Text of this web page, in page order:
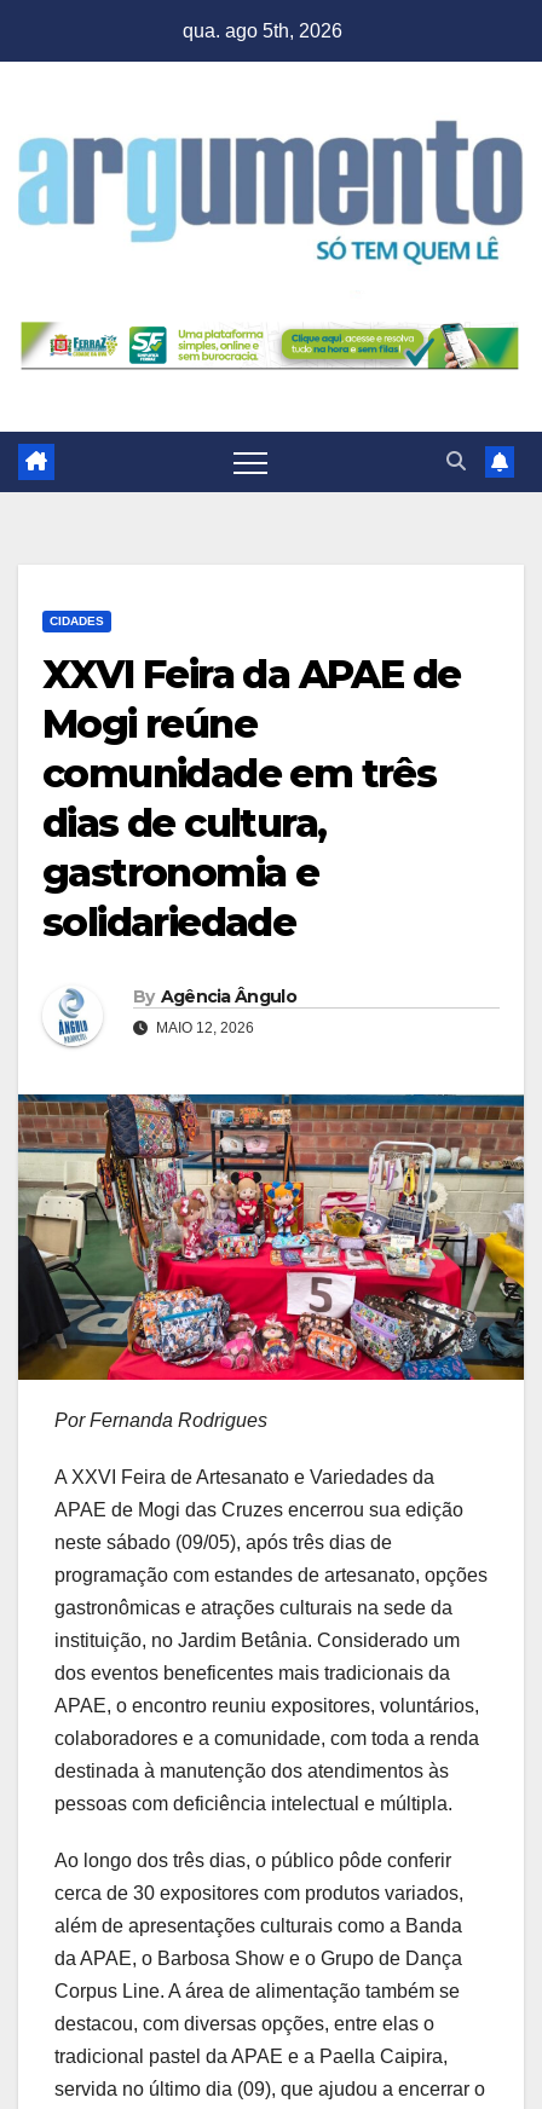
qua. ago 5th, 2026
CIDADES
XXVI Feira da APAE de
Mogi reúne
comunidade em três
dias de cultura,
gastronomia e
solidariedade
By Agência Ângulo
MAIO 12, 2026
Por Fernanda Rodrigues
A XXVI Feira de Artesanato e Variedades da
APAE de Mogi das Cruzes encerrou sua edição
neste sábado (09/05), após três dias de
programação com estandes de artesanato, opções
gastronômicas e atrações culturais na sede da
instituição, no Jardim Betânia. Considerado um
dos eventos beneficentes mais tradicionais da
APAE, o encontro reuniu expositores, voluntários,
colaboradores e a comunidade, com toda a renda
destinada à manutenção dos atendimentos às
pessoas com deficiência intelectual e múltipla.
Ao longo dos três dias, o público pôde conferir
cerca de 30 expositores com produtos variados,
além de apresentações culturais como a Banda
da APAE, o Barbosa Show e o Grupo de Dança
Corpus Line. A área de alimentação também se
destacou, com diversas opções, entre elas o
tradicional pastel da APAE e a Paella Caipira,
servida no último dia (09), que ajudou a encerrar o